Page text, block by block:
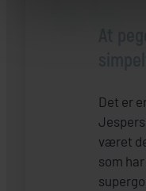
Det er
været
som